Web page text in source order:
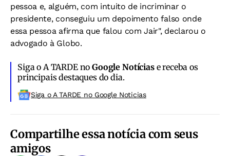
pessoa e, alguém, com intuito de incriminar o
presidente, conseguiu um depoimento falso onde
essa pessoa afirma que falou com Jair", declarou o
advogado à Globo.
Siga o A TARDE noGoogle Notíciase receba os
principais destaques do dia.
Siga o A TARDE no Google Noticias
Compartilhe essa notícia com seus
amigos